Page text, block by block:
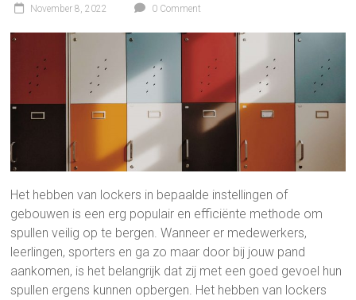
November 8, 2022 0 Comment
Het hebben van lockers in bepaalde instellingen of
gebouwen is een erg populair en efficiënte methode om
spullen veilig op te bergen. Wanneer er medewerkers,
leerlingen, sporters en ga zo maar door bij jouw pand
aankomen, is het belangrijk dat zij met een goed gevoel hun
spullen ergens kunnen opbergen. Het hebben van lockers